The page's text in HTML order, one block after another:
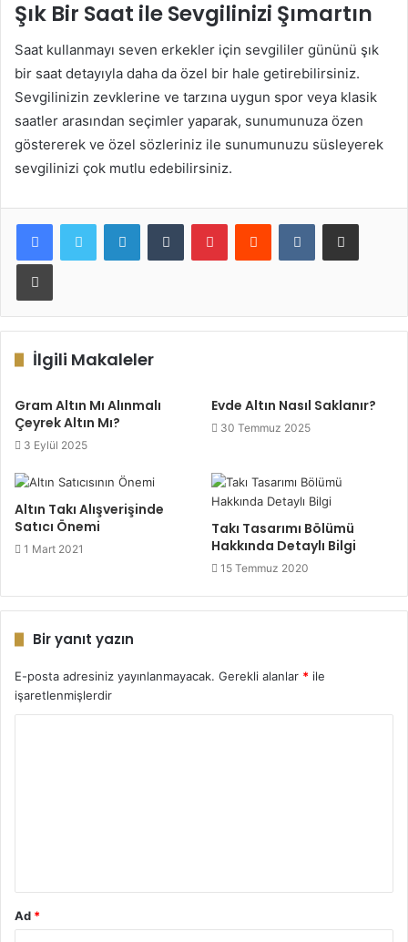
Şık Bir Saat ile Sevgilinizi Şımartın
Saat kullanmayı seven erkekler için sevgililer gününü şık
bir saat detayıyla daha da özel bir hale getirebilirsiniz.
Sevgilinizin zevklerine ve tarzına uygun spor veya klasik
saatler arasından seçimler yaparak, sunumunuza özen
göstererek ve özel sözleriniz ile sunumunuzu süsleyerek
sevgilinizi çok mutlu edebilirsiniz.
LinkedInTumblr PinterestReddit VKontakteE-Posta ile paylaş
Yazdır
İlgili Makaleler
Gram Altın Mı Alınmalı
Çeyrek Altın Mı?
3 Eylül 2025
Evde Altın Nasıl Saklanır?
30 Temmuz 2025
Altın Takı Alışverişinde
Satıcı Önemi
1 Mart 2021
Takı Tasarımı Bölümü
Hakkında Detaylı Bilgi
15 Temmuz 2020
Bir yanıt yazın
E-posta adresiniz yayınlanmayacak. Gerekli alanlar * ile
işaretlenmişlerdir
Ad *